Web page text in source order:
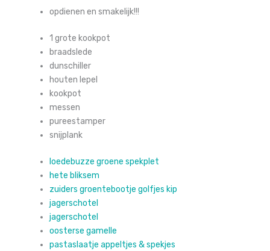
opdienen en smakelijk!!!
1 grote kookpot
braadslede
dunschiller
houten lepel
kookpot
messen
pureestamper
snijplank
loedebuzze groene spekplet
hete bliksem
zuiders groentebootje golfjes kip
jagerschotel
jagerschotel
oosterse gamelle
pastaslaatje appeltjes & spekjes